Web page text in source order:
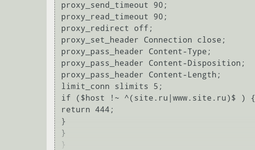
proxy_send_timeout 90;
proxy_read_timeout 90;
proxy_redirect off;
proxy_set_header Connection close;
proxy_pass_header Content-Type;
proxy_pass_header Content-Disposition;
proxy_pass_header Content-Length;
limit_conn slimits 5;
if ($host !~ ^(site.ru|www.site.ru)$ ) {
return 444;
}
}
}